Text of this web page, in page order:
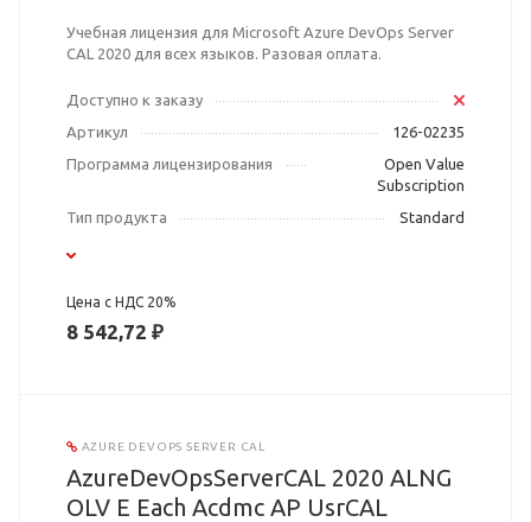
Учебная лицензия для Microsoft Azure DevOps Server
CAL 2020 для всех языков. Разовая оплата.
Доступно к заказу
Артикул
126-02235
Программа лицензирования
Open Value
Subscription
Тип продукта
Standard
Цена с НДС 20%
8 542,72 ₽
AZURE DEVOPS SERVER CAL
AzureDevOpsServerCAL 2020 ALNG
OLV E Each Acdmc AP UsrCAL